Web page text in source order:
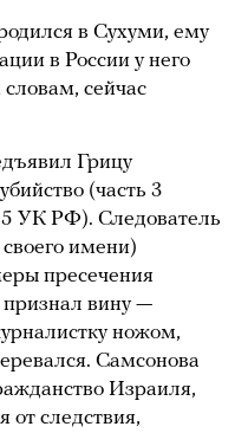
в Сухуми, ему
в России у него
сейчас
Грицу
(часть 3
УК РФ). Следователь
имени)
пресечения
признал вину —
ножом,
Самсонова
Израиля,
от следствия,